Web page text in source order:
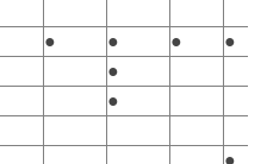
● ● ●
●
●
●